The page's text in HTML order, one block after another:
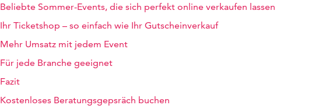
Beliebte Sommer-Events, die sich perfekt online verkaufen lassen
Ihr Ticketshop – so einfach wie Ihr Gutscheinverkauf
Mehr Umsatz mit jedem Event
Für jede Branche geeignet
Fazit
Kostenloses Beratungsgepsräch buchen